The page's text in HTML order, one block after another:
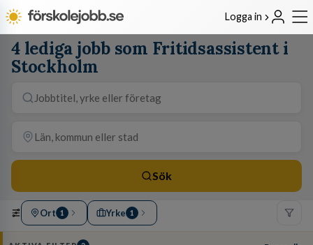
Logga in
4 lediga jobb som Fritidsassistent i
Stockholm
Sök
Ort 1 Yrke 1